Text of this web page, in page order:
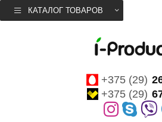
КАТАЛОГ ТОВАРОВ
+375 (29)
+375 (29)